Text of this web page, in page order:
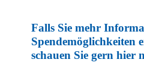
Falls Sie mehr
Spendemöglichkeiten
schauen Sie gern hier